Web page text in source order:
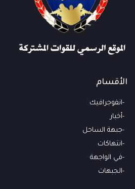
الأقسام
انفوجرافيك
أخبار
جبهة الساحل
انتهاكات
في الواجهة
الجبهات